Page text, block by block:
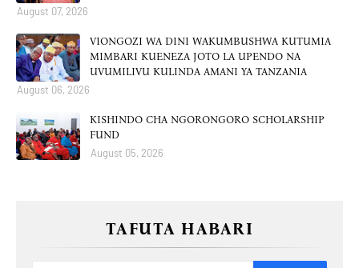
August 07, 2026
VIONGOZI WA DINI WAKUMBUSHWA KUTUMIA
MIMBARI KUENEZA JOTO LA UPENDO NA
UVUMILIVU KULINDA AMANI YA TANZANIA
August 06, 2026
KISHINDO CHA NGORONGORO SCHOLARSHIP
FUND
August 05, 2026
TAFUTA HABARI